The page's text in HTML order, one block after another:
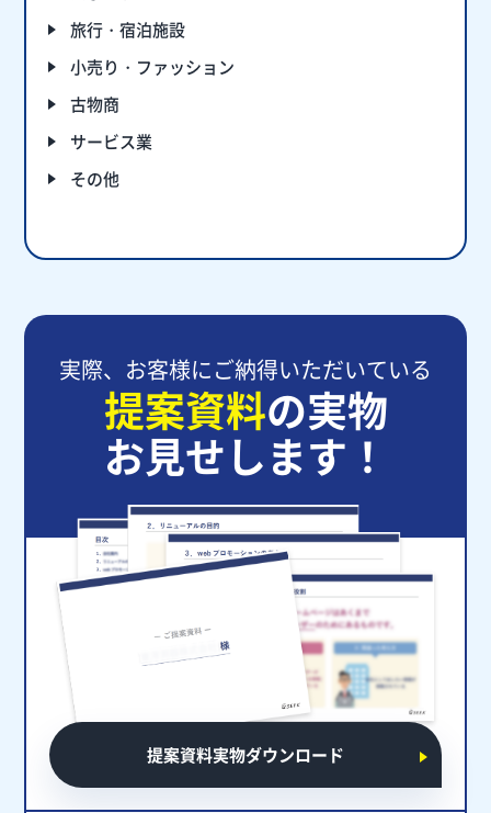
旅行・宿泊施設
小売り・ファッション
古物商
サービス業
その他
実際、お客様にご納得いただいている
提案資料の実物
お見せします！
提案資料実物ダウンロード